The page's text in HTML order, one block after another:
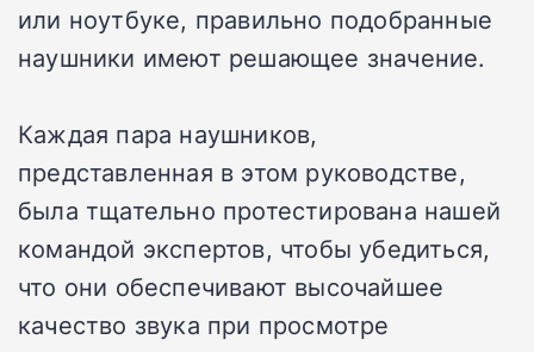
или ноутбуке, правильно подобранные
наушники имеют решающее значение.
Каждая пара наушников,
представленная в этом руководстве,
была тщательно протестирована нашей
командой экспертов, чтобы убедиться,
что они обеспечивают высочайшее
качество звука при просмотре